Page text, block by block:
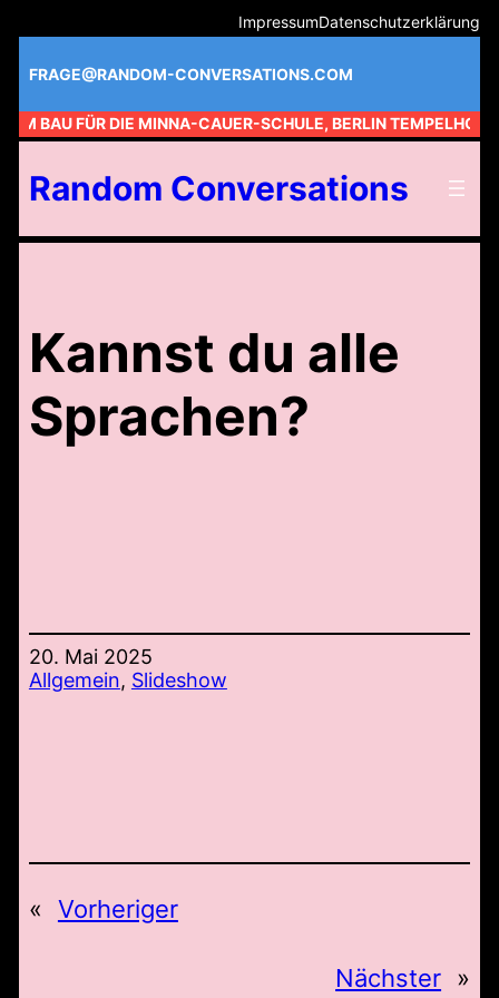
Inhalt
springen
ImpressumDatenschutzerklärung
FRAGE@RANDOM-CONVERSATIONS.COM
AM BAU FÜR DIE MINNA-CAUER-SCHULE, BERLIN TEMPELHOF //
Random Conversations
Kannst du alle
Sprachen?
20. Mai 2025
Allgemein, Slideshow
« Vorheriger
Nächster »